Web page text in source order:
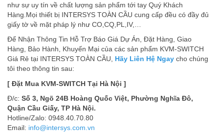
như sự uy tín về chất lượng sản phẩm tới tay Quý Khách
Hàng.Mọi thiết bị INTERSYS TOÀN CẦU cung cấp đều có đầy đủ
giấy tờ về mặt pháp lý như CO,CQ,PL,IV,…
Để Nhận Thông Tin Hỗ Trợ Báo Giá Dự Án, Đặt Hàng, Giao
Hàng, Bảo Hành, Khuyến Mại của các sản phẩm KVM-SWITCH
Giá Rẻ tại INTERSYS TOÀN CẦU, Hãy Liên Hệ Ngay cho chúng
tôi theo thông tin sau:
[ Đặt Mua KVM-SWITCH Tại Hà Nội ]
Đ/c: Số 3, Ngõ 24B Hoàng Quốc Việt, Phường Nghĩa Đô,
Quận Cầu Giấy, TP Hà Nội.
Hotline/Zalo: 0948.40.70.80
Email: info@intersys.com.vn